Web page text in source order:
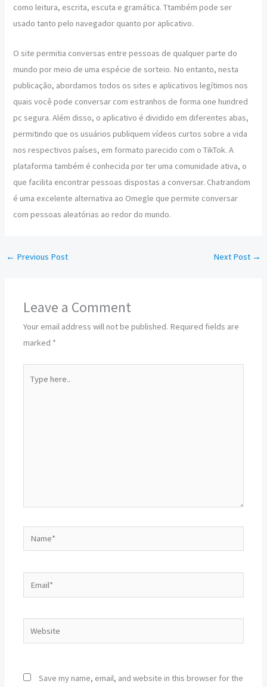
como leitura, escrita, escuta e gramática. Ttambém pode ser
usado tanto pelo navegador quanto por aplicativo.
O site permitia conversas entre pessoas de qualquer parte do
mundo por meio de uma espécie de sorteio. No entanto, nesta
publicação, abordamos todos os sites e aplicativos legítimos nos
quais você pode conversar com estranhos de forma one hundred
pc segura. Além disso, o aplicativo é dividido em diferentes abas,
permitindo que os usuários publiquem vídeos curtos sobre a vida
nos respectivos países, em formato parecido com o TikTok. A
plataforma também é conhecida por ter uma comunidade ativa, o
que facilita encontrar pessoas dispostas a conversar. Chatrandom
é uma excelente alternativa ao Omegle que permite conversar
com pessoas aleatórias ao redor do mundo.
← Previous Post Next Post →
Leave a Comment
Your email address will not be published. Required fields are
marked *
here..
Website
Save my name, email, and website in this browser for the